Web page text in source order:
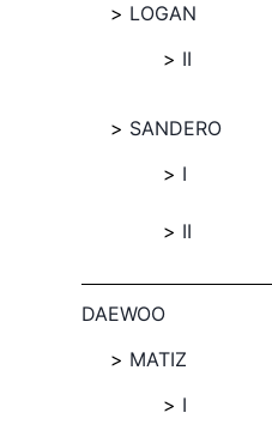
LOGAN
II
SANDERO
I
II
DAEWOO
MATIZ
I